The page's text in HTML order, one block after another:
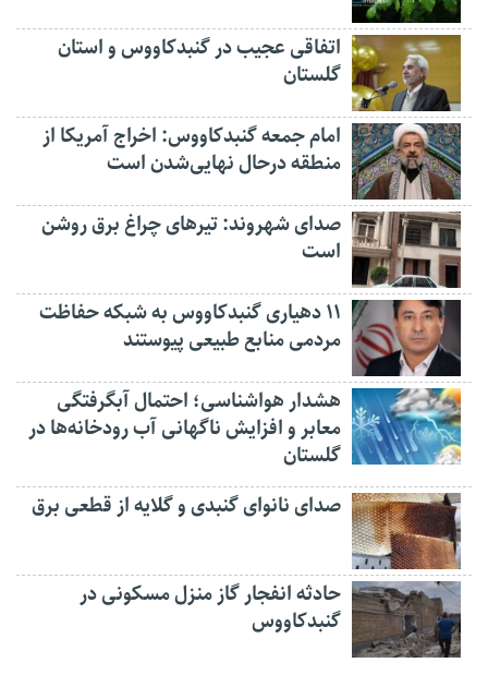
اتفاقی عجیب در‌ گنبدکاووس و استان
گلستان
امام جمعه گنبدکاووس: اخراج آمریکا از
منطقه درحال نهایی‌شدن است
صدای شهروند: تیرهای چراغ برق روشن
است
۱۱ دهیاری گنبدکاووس به شبکه حفاظت
مردمی منابع طبیعی پیوستند
هشدار هواشناسی؛ احتمال آبگرفتگی
معابر و افزایش ناگهانی آب رودخانه‌ها در
گلستان
صدای نانوای گنبدی و گلایه از قطعی برق
حادثه انفجار گاز منزل مسکونی در
گنبدکاووس